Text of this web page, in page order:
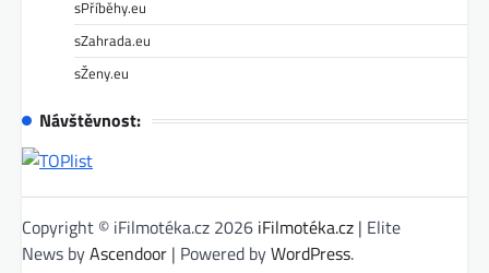
sPříběhy.eu
sZahrada.eu
sŽeny.eu
Návštěvnost:
Copyright © iFilmotéka.cz 2026 iFilmotéka.cz | Elite
News byAscendoor | Powered byWordPress.